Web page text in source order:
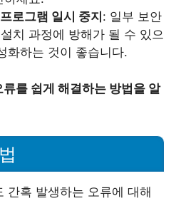
로그램 일시 중지 : 일부 보안
치 과정에 방해가 될 수 있으
화하는 것이 좋습니다.
를 쉽게 해결하는 방법을 알
간혹 발생하는 오류에 대해